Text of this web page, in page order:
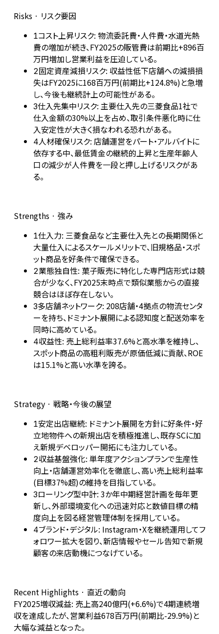
Risks · リスク要因
1コスト上昇リスク: 物流委託費・人件費・水道光熱
費の増加が続き、FY2025の販管費は前期比+896百
万円増加し営業利益を圧迫している。
2固定資産減損リスク: 収益性低下店舗への減損損
失はFY2025に168百万円(前期比+124.8%)と急増
し、今後も継続計上の可能性がある。
3仕入先集中リスク: 主要仕入先の三菱食品1社で
仕入金額の30%以上を占め、取引条件悪化時に仕
入安定性が大きく損なわれる恐れがある。
4人材確保リスク: 店舗運営をパート・アルバイトに
依存する中、最低賃金の継続的上昇と生産年齢人
口の減少が人件費を一段と押し上げるリスクがあ
る。
Strengths · 強み
1仕入力: 三菱食品など主要仕入先との長期関係と
大量仕入によるスケールメリットで、旧規格品・スポ
ット商品を好条件で確保できる。
2業態独自性: 菓子販売に特化した専門店形式は競
合が少なく、FY2025末時点で類似業態からの直接
競合はほぼ存在しない。
3多店舗ネットワーク: 208店舗・4拠点の物流センタ
ーを持ち、ドミナント展開による認知度と配送効率を
同時に高めている。
4収益性: 売上総利益率37.6%と高水準を維持し、
スポット商品の高粗利販売が原価低減に貢献、ROE
は15.1%と高い水準を誇る。
Strategy · 戦略・今後の展望
1安定出店継続: ドミナント展開を方針に好条件・好
立地物件への新規出店を積極推進し、既存SCに加
え新規デベロッパー開拓にも注力している。
2収益基盤強化: 単年度アクションプランで生産性
向上・店舗運営効率化を徹底し、高い売上総利益率
(目標37%超)の維持を目指している。
3ローリング型中計: 3か年中期経営計画を毎年更
新し、外部環境変化への迅速対応と数値目標の精
度向上を図る経営管理体制を採用している。
4ブランド・デジタル: Instagram・Xを継続運用してフ
ォロワー拡大を図り、新店情報やセール告知で新規
顧客の来店動機につなげている。
Recent Highlights · 直近の動向
FY2025増収減益: 売上高240億円(+6.6%)で4期連続増
収を達成したが、営業利益678百万円(前期比-29.9%)と
大幅な減益となった。